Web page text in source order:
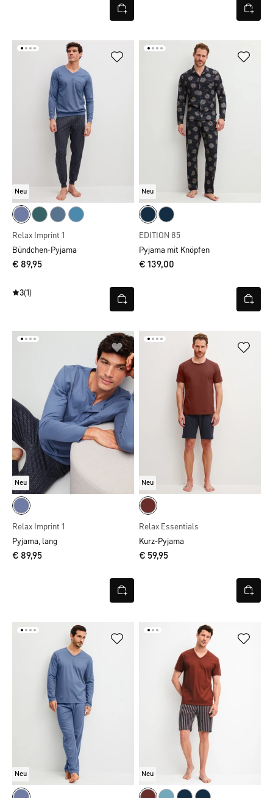
Neu
Relax Imprint 1
Bündchen-Pyjama
€ 89,95
3(1)
Neu
EDITION 85
Pyjama mit Knöpfen
€ 139,00
Neu
Relax Imprint 1
Pyjama, lang
€ 89,95
Neu
Relax Essentials
Kurz-Pyjama
€ 59,95
Neu Neu